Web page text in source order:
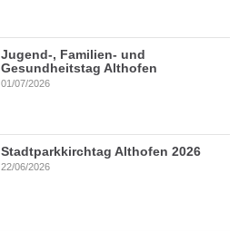
Jugend-, Familien- und
Gesundheitstag Althofen
01/07/2026
Stadtparkkirchtag Althofen 2026
22/06/2026